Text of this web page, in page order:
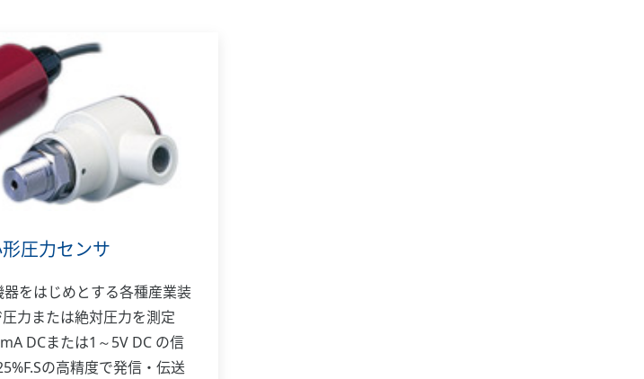
圧力センサ
をはじめとする各種産業装
力または絶対圧力を測定
DCまたは1～5V DC の信
の高精度で発信・伝送